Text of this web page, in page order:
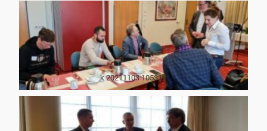
k 20211103 105316